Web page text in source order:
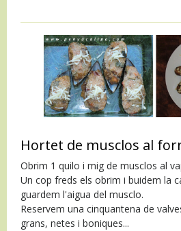
Hortet de musclos al
Obrim 1 quilo i mig de musclos al
Un cop freds els obrim i buidem la
guardem l'aigua del musclo.
Reservem una cinquantena de
grans, netes i boniques...